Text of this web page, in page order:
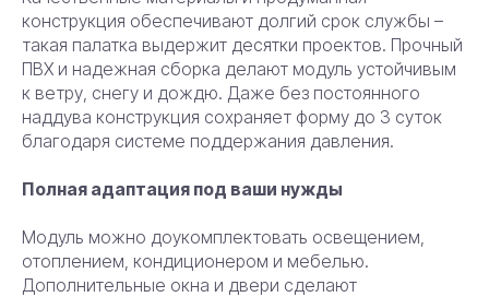
конструкция обеспечивают долгий срок службы –
такая палатка выдержит десятки проектов. Прочный
ПВХ и надежная сборка делают модуль устойчивым
к ветру, снегу и дождю. Даже без постоянного
наддува конструкция сохраняет форму до 3 суток
благодаря системе поддержания давления.
Полная адаптация под ваши нужды
Модуль можно доукомплектовать освещением,
отоплением, кондиционером и мебелью.
Дополнительные окна и двери сделают